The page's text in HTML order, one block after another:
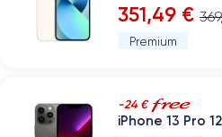
351,49 €
Premium
-24 €
iPhone 13 Pro